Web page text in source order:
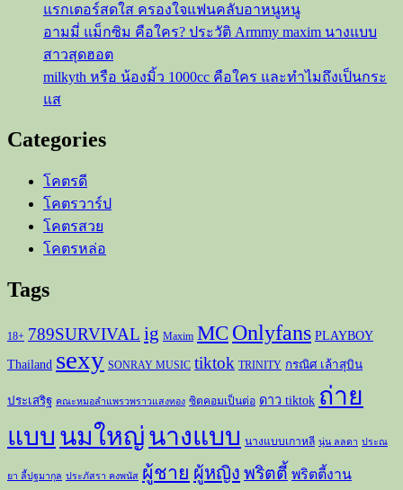
แรกเตอร์สดใส ครองใจแฟนคลับอาหนูหนู
อามมี่ แม็กซิม คือใคร? ประวัติ Armmy maxim นางแบบ
สาวสุดฮอต
milkyth หรือ น้องมิ้ว 1000cc คือใคร และทำไมถึงเป็นกระ
แส
Categories
โคตรดี
โคตรวาร์ป
โคตรสวย
โคตรหล่อ
Tags
18+ 789SURVIVAL ig Maxim MC Onlyfans PLAYBOY
Thailand sexy SONRAY MUSIC tiktok TRINITY กรณิศ เล้าสุบิน
ประเสริฐ คณะหมอลำแพรวพราวแสงทอง ซิตคอมเป็นต่อ ดาว tiktok ถ่าย
แบบ นมใหญ่นางแบบ นางแบบเกาหลี นุ่น ลลดา ประณ
ยา ลี้ปฐมากุล ประภัสรา คงพนัส ผู้ชาย ผู้หญิง พริตตี้ พริตตี้งาน